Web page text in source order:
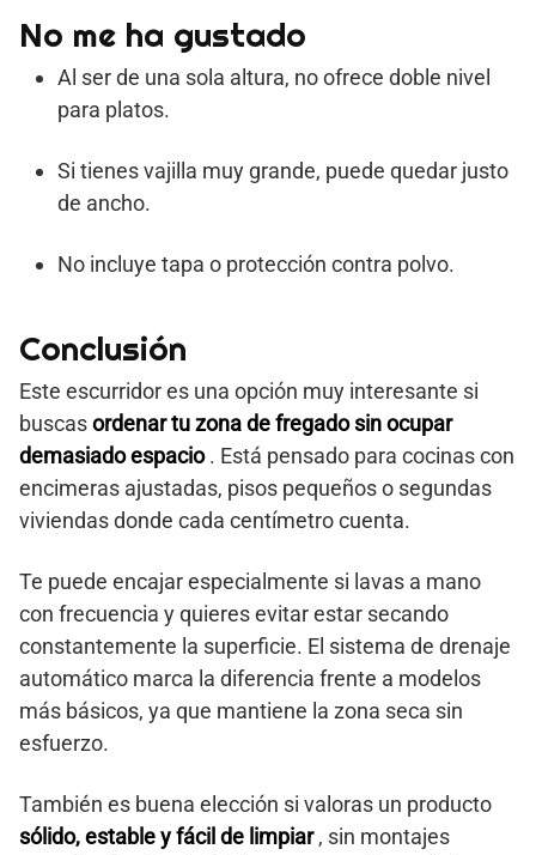
No me ha gustado
Al ser de una sola altura, no ofrece doble nivel
para platos.
Si tienes vajilla muy grande, puede quedar justo
de ancho.
No incluye tapa o protección contra polvo.
Conclusión
Este escurridor es una opción muy interesante si
buscasordenar tu zona de fregado sin ocupar
demasiado espacio. Está pensado para cocinas con
encimeras ajustadas, pisos pequeños o segundas
viviendas donde cada centímetro cuenta.
Te puede encajar especialmente si lavas a mano
con frecuencia y quieres evitar estar secando
constantemente la superficie. El sistema de drenaje
automático marca la diferencia frente a modelos
más básicos, ya que mantiene la zona seca sin
esfuerzo.
También es buena elección si valoras un producto
sólido, estable y fácil de limpiar, sin montajes